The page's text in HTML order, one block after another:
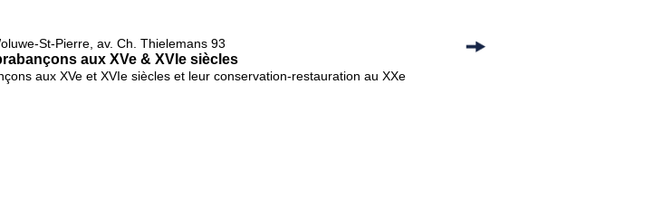
St-Pierre, av. Ch. Thielemans 93
aux XVe & XVIe siècles
aux XVe et XVIe siècles et leur conservation-restauration au XXe